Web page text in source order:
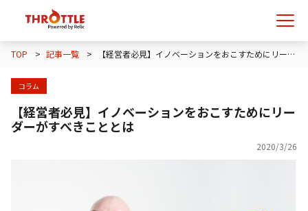
TOP > 記事一覧 > 【経営者必見】イノベーションをおこすためにリーダーがすべきこととは
コラム
【経営者必見】イノベーションをおこすためにリー
ダーがすべきこととは
2020/3/26